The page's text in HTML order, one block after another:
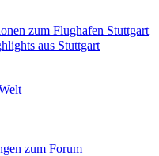
zum Flughafen Stuttgart
aus Stuttgart
zum Forum